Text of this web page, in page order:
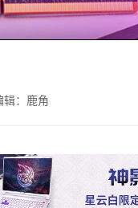
辑：鹿角